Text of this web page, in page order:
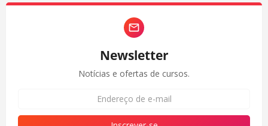
Newsletter
Notícias e ofertas de cursos.